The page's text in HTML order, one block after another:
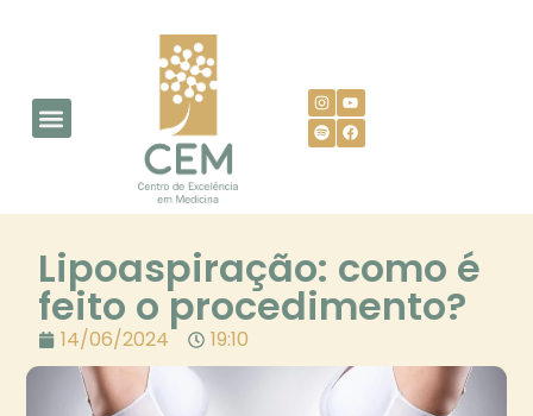
Lipoaspiração: como é
feito o procedimento?
14/06/2024 19:10